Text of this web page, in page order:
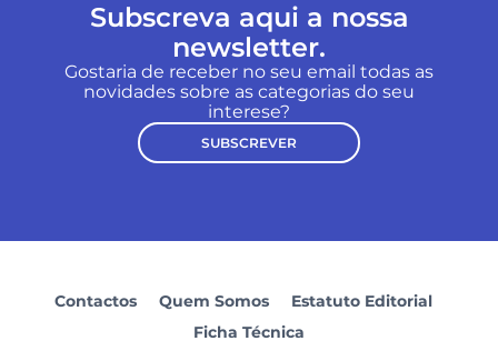
Subscreva aqui a nossa
newsletter.
Gostaria de receber no seu email todas as
novidades sobre as categorias do seu
interese?
SUBSCREVER
Contactos Quem Somos
Estatuto Editorial
Ficha Técnica